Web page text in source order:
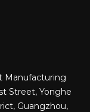
Manufacturing
Street, Yonghe
Guangzhou,